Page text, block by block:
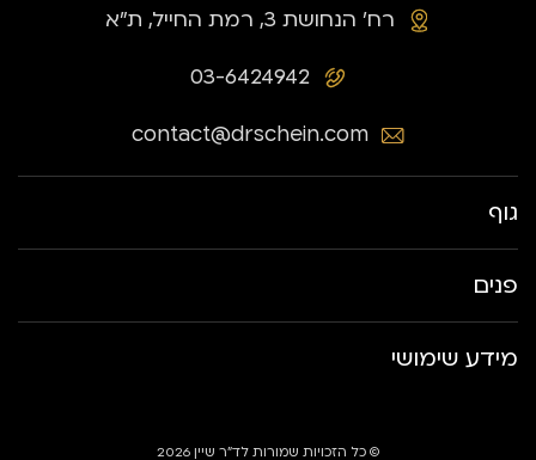
03-6424942
רח׳ הנחושת 3, רמת החייל, ת״א
contact@drschein.com
גוף
פנים
מידע שימושי
© כל הזכויות שמורות לד״ר שיין 2026